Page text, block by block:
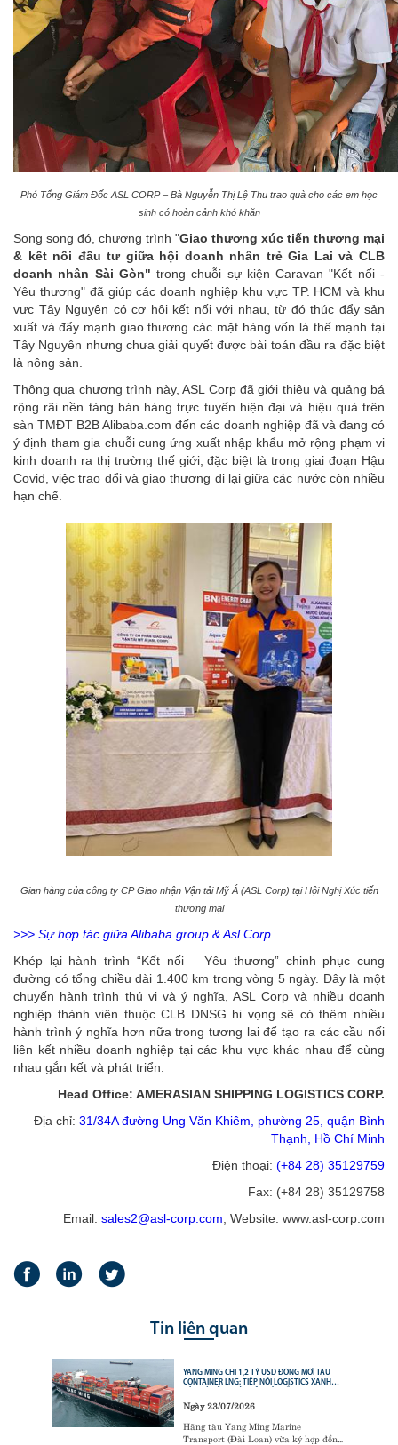
Phó Tổng Giám Đốc ASL CORP – Bà Nguyễn Thị Lệ Thu trao quà cho các em học
sinh có hoàn cảnh khó khăn
Song song đó, chương trình "Giao thương xúc tiến thương mại
& kết nối đầu tư giữa hội doanh nhân trẻ Gia Lai và CLB
doanh nhân Sài Gòn" trong chuỗi sự kiện Caravan "Kết nối -
Yêu thương" đã giúp các doanh nghiệp khu vực TP. HCM và khu
vực Tây Nguyên có cơ hội kết nối với nhau, từ đó thúc đẩy sản
xuất và đẩy mạnh giao thương các mặt hàng vốn là thế mạnh tại
Tây Nguyên nhưng chưa giải quyết được bài toán đầu ra đặc biệt
là nông sản.
Thông qua chương trình này, ASL Corp đã giới thiệu và quảng bá
rộng rãi nền tảng bán hàng trực tuyến hiện đại và hiệu quả trên
sàn TMĐT B2B Alibaba.com đến các doanh nghiệp đã và đang có
ý định tham gia chuỗi cung ứng xuất nhập khẩu mở rộng phạm vi
kinh doanh ra thị trường thế giới, đặc biệt là trong giai đoạn Hậu
Covid, việc trao đổi và giao thương đi lại giữa các nước còn nhiều
hạn chế.
Gian hàng của công ty CP Giao nhận Vận tải Mỹ Á (ASL Corp) tại Hội Nghị Xúc tiến
thương mại
>>> Sự hợp tác giữa Alibaba group & Asl Corp.
Khép lại hành trình “Kết nối – Yêu thương” chinh phục cung
đường có tổng chiều dài 1.400 km trong vòng 5 ngày. Đây là một
chuyến hành trình thú vị và ý nghĩa, ASL Corp và nhiều doanh
nghiệp thành viên thuộc CLB DNSG hi vọng sẽ có thêm nhiều
hành trình ý nghĩa hơn nữa trong tương lai để tạo ra các cầu nối
liên kết nhiều doanh nghiệp tại các khu vực khác nhau để cùng
nhau gắn kết và phát triển.
Head Office: AMERASIAN SHIPPING LOGISTICS CORP.
Địa chỉ: 31/34A đường Ung Văn Khiêm, phường 25, quận Bình
Thạnh, Hồ Chí Minh
Điện thoại: (+84 28) 35129759
Fax: (+84 28) 35129758
Email: sales2@asl-corp.com; Website: www.asl-corp.com
Tin liên quan
YANG MING CHI 1,2 TỶ USD ĐÓNG MỚI TÀU
CONTAINER LNG: TIẾP NỐI LOGISTICS XANH
Ngày 23/07/2026
Hãng tàu Yang Ming Marine
Transport (Đài Loan) vừa ký hợp đồng